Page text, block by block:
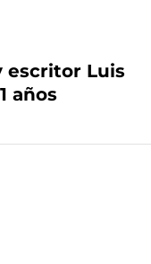
escritor Luis
años